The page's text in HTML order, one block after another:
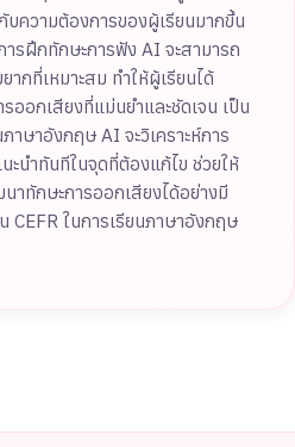
ความต้องการของผู้เรียนมากขึ้น
ารฝึกทักษะการฟัง AI จะสามารถ
ากที่เหมาะสม ทำให้ผู้เรียนได้
ออกเสียงที่แม่นยำและชัดเจน เป็น
ษาอังกฤษ AI จะวิเคราะห์การ
นำทันทีในจุดที่ต้องแก้ไข ช่วยให้
ทักษะการออกเสียงได้อย่างมี
CEFR ในการเรียนภาษาอังกฤษ